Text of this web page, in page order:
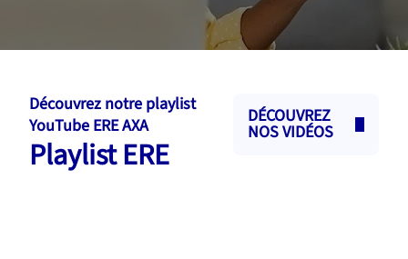
Découvrez notre playlist
YouTube ERE AXA
Playlist ERE
DÉCOUVREZ
NOS VIDÉOS